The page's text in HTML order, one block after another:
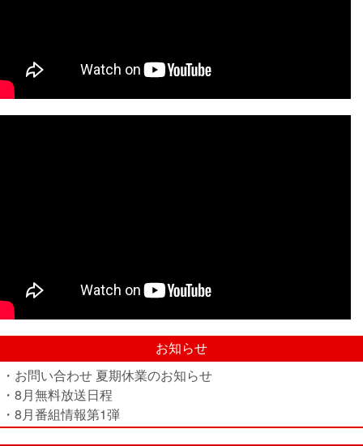
お知らせ
・お問い合わせ 夏期休業のお知らせ
・8月無料放送日程
・8月番組情報第1弾